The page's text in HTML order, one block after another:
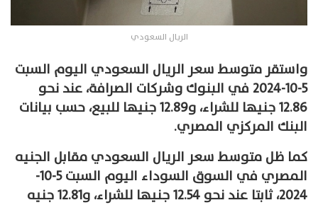
الريال السعودي
واستقر متوسط سعر الريال السعودي اليوم السبت
5-10-2024 في البنوك وشركات الصرافة، عند نحو
12.86 جنيها للشراء، و12.89 جنيها للبيع، حسب بيانات
البنك المركزي المصري.
كما ظل متوسط سعر الريال السعودي مقابل الجنيه
المصري في السوق السوداء اليوم السبت 5-10-
2024، ثابتا عند نحو 12.54 جنيها للشراء، و12.81 جنيه